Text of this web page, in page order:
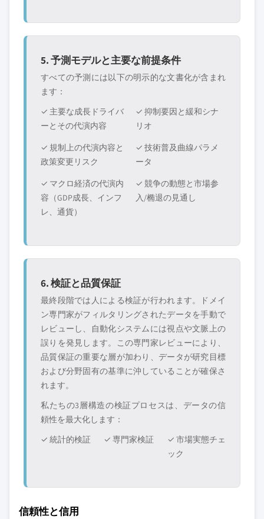
5. 予測モデルと主要な前提条件
すべての予測には以下の明示的な文書化が含まれ
ます：
✓ 主要な成長ドライバ
ーとその代演内容
✓ 抑制要因と緩和シナ
リオ
✓ 規制上の代演内容と
政策変更リスク
✓ 技術普及曲線パラメ
ータ
✓ マクロ経済の代演内
容（GDP成長、インフ
レ、通貨）
✓ 競争の動態と市場参
入/椭退の見通し
6. 検証と品質保証
最終段階では人による検証が行われます。ドメイ
ン専門家がフィルタリングされたデータを手動で
レビューし、自動化システムには視点や文脈上の
誤りを発見します。この専門家レビューにより、
品質保証の重要な層が加わり、データが研究目標
および分野固有の基準に沖していることが確保さ
れます。
私たちの3層構造の検証プロセスは、データの信
頼性を最大化します：
✓ 統計的検証
✓ 専門家検証
✓ 市場実態チェ
ック
信頼性と信用